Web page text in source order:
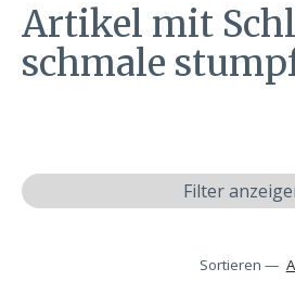
Artikel mit
schmale
Filter
Sortieren —